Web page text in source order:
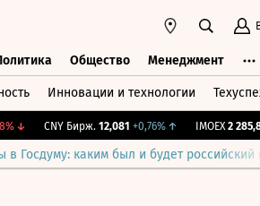
Общество Менеджмент
Инновации и технологии
↓ CNY Бирж. 12,081 +0,76%↑ IMOEX 2 285,88
в Госдуму: каким был и будет российский